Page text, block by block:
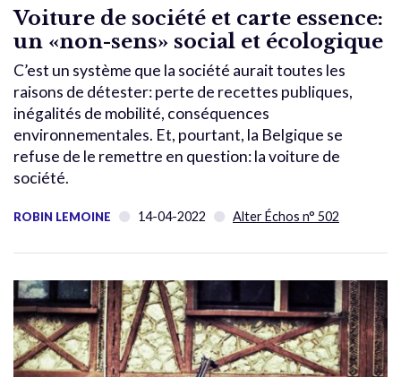
Voiture de société et carte essence:
un «non-sens» social et écologique
C’est un système que la société aurait toutes les
raisons de détester: perte de recettes publiques,
inégalités de mobilité, conséquences
environnementales. Et, pourtant, la Belgique se
refuse de le remettre en question: la voiture de
société.
ROBIN LEMOINE 14-04-2022 Alter Échos n° 502